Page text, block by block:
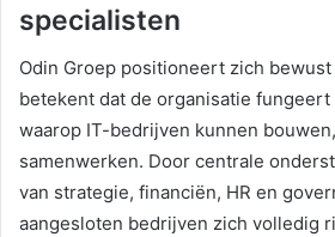
specialisten
Odin Groep positioneert zich bewust
betekent dat de organisatie fungeert
waarop IT-bedrijven kunnen
samenwerken. Door centrale
van strategie, financiën, HR en
aangesloten bedrijven zich volledig